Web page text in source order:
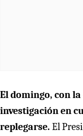
El domingo, con
investigación en
replegarse. El